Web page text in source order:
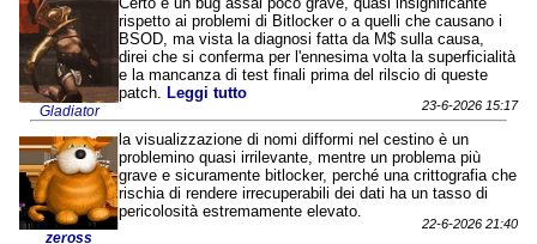
Gladiator
rispetto ai problemi di Bitlocker o a quelli che causano i
BSOD, ma vista la diagnosi fatta da M$ sulla causa,
direi che si conferma per l'ennesima volta la superficialità
e la mancanza di test finali prima del rilscio di queste
patch.Leggi tutto
23-6-2026 15:17
zeross
la visualizzazione di nomi difformi nel cestino è un
problemino quasi irrilevante, mentre un problema più
grave e sicuramente bitlocker, perché una crittografia che
rischia di rendere irrecuperabili dei dati ha un tasso di
pericolosità estremamente elevato.
22-6-2026 21:40